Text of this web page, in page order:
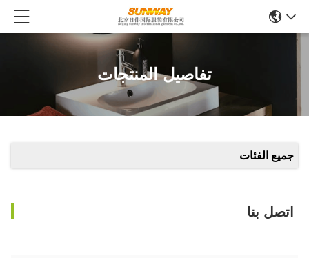
تفاصيل المنتجات
جميع الفئات
اتصل بنا